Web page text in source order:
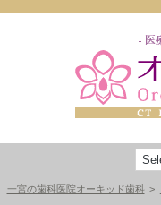
一宮の歯科医院オーキッド歯科